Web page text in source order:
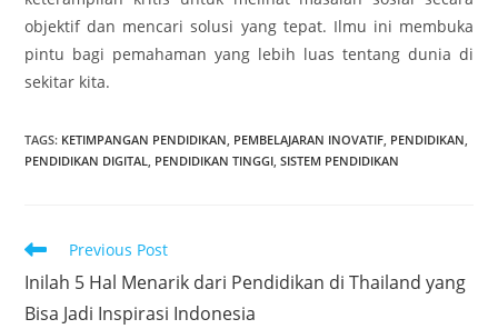
objektif dan mencari solusi yang tepat. Ilmu ini membuka
pintu bagi pemahaman yang lebih luas tentang dunia di
sekitar kita.
TAGS: KETIMPANGAN PENDIDIKAN, PEMBELAJARAN INOVATIF, PENDIDIKAN,
PENDIDIKAN DIGITAL, PENDIDIKAN TINGGI, SISTEM PENDIDIKAN
Read
more
articles
Previous Post
Inilah 5 Hal Menarik dari Pendidikan di Thailand yang
Bisa Jadi Inspirasi Indonesia